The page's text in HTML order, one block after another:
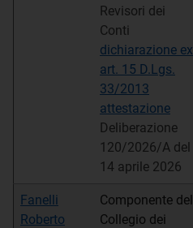
Revisori dei
Conti
dichiarazione ex
art. 15 D.Lgs.
33/2013
attestazione
Deliberazione
120/2026/A del
14 aprile 2026
Fanelli
Roberto
Componente del
Collegio dei